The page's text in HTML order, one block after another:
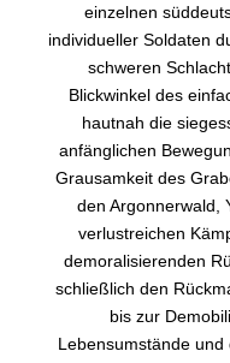
einzelnen
individueller Soldaten
schweren
Blickwinkel des
hautnah die
anfänglichen
Grausamkeit des
den Argonnerwald,
verlustreichen
demoralisierenden
schließlich den
bis zur
Lebensumstände